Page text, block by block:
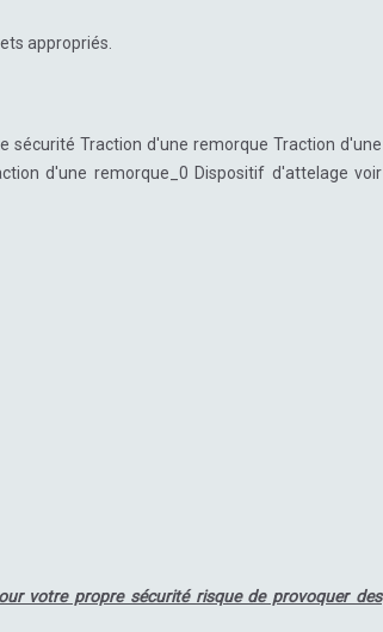
appropriés.
Traction d'une remorque Traction d'une
d'une remorque_0 Dispositif d'attelage voir
votre propre sécurité risque de provoquer des